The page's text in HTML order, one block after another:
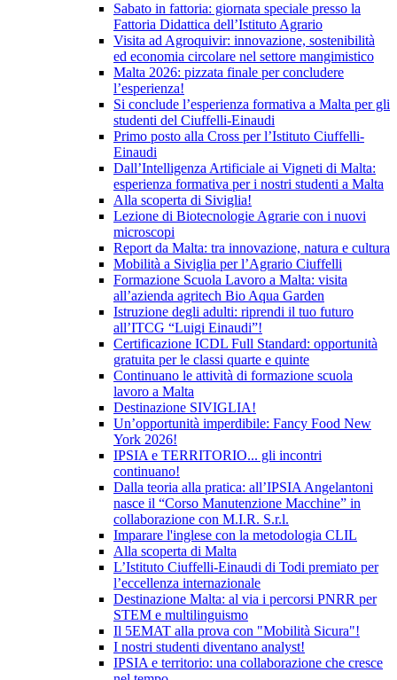
Sabato in fattoria: giornata speciale presso la
Fattoria Didattica dell’Istituto Agrario
Visita ad Agroquivir: innovazione, sostenibilità
ed economia circolare nel settore mangimistico
Malta 2026: pizzata finale per concludere
l’esperienza!
Si conclude l’esperienza formativa a Malta per gli
studenti del Ciuffelli-Einaudi
Primo posto alla Cross per l’Istituto Ciuffelli-
Einaudi
Dall’Intelligenza Artificiale ai Vigneti di Malta:
esperienza formativa per i nostri studenti a Malta
Alla scoperta di Siviglia!
Lezione di Biotecnologie Agrarie con i nuovi
microscopi
Report da Malta: tra innovazione, natura e cultura
Mobilità a Siviglia per l’Agrario Ciuffelli
Formazione Scuola Lavoro a Malta: visita
all’azienda agritech Bio Aqua Garden
Istruzione degli adulti: riprendi il tuo futuro
all’ITCG “Luigi Einaudi”!
Certificazione ICDL Full Standard: opportunità
gratuita per le classi quarte e quinte
Continuano le attività di formazione scuola
lavoro a Malta
Destinazione SIVIGLIA!
Un’opportunità imperdibile: Fancy Food New
York 2026!
IPSIA e TERRITORIO... gli incontri
continuano!
Dalla teoria alla pratica: all’IPSIA Angelantoni
nasce il “Corso Manutenzione Macchine” in
collaborazione con M.I.R. S.r.l.
Imparare l'inglese con la metodologia CLIL
Alla scoperta di Malta
L’Istituto Ciuffelli-Einaudi di Todi premiato per
l’eccellenza internazionale
Destinazione Malta: al via i percorsi PNRR per
STEM e multilinguismo
Il 5EMAT alla prova con "Mobilità Sicura"!
I nostri studenti diventano analyst!
IPSIA e territorio: una collaborazione che cresce